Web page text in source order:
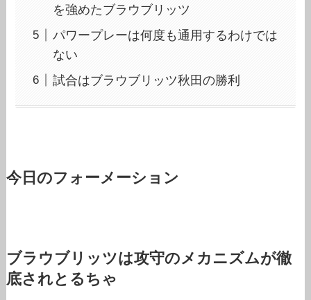
を強めたブラウブリッツ
パワープレーは何度も通用するわけでは
ない
試合はブラウブリッツ秋田の勝利
今日のフォーメーション
ブラウブリッツは攻守のメカニズムが徹
底されとるちゃ